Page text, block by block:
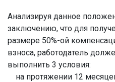
Анализируя данное
заключению, что для
размере 50%-ой
взноса, работодатель
выполнить 3 условия:
на протяжении 12